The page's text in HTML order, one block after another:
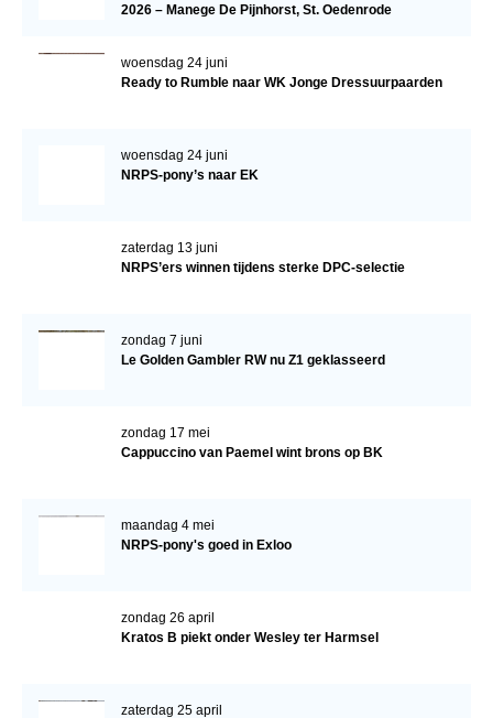
Dekhengsten
Hengstenselectie
AANMELDEN HENGSTENKEURING ONDER HET
ZADEL 2026
Verrichtingsonderzoek 2025-2026
Verrichtingsonderzoek 2023-2024
Verrichtingsonderzoek 2022-2023
Verrichtingsonderzoek 2020-2021
2026 – Manege De Pijnhorst, St. Oedenrode
woensdag 24 juni
Ready to Rumble naar WK Jonge Dressuurpaarden
woensdag 24 juni
NRPS-pony’s naar EK
zaterdag 13 juni
NRPS’ers winnen tijdens sterke DPC-selectie
zondag 7 juni
Le Golden Gambler RW nu Z1 geklasseerd
zondag 17 mei
Cappuccino van Paemel wint brons op BK
maandag 4 mei
NRPS-pony's goed in Exloo
zondag 26 april
Kratos B piekt onder Wesley ter Harmsel
zaterdag 25 april